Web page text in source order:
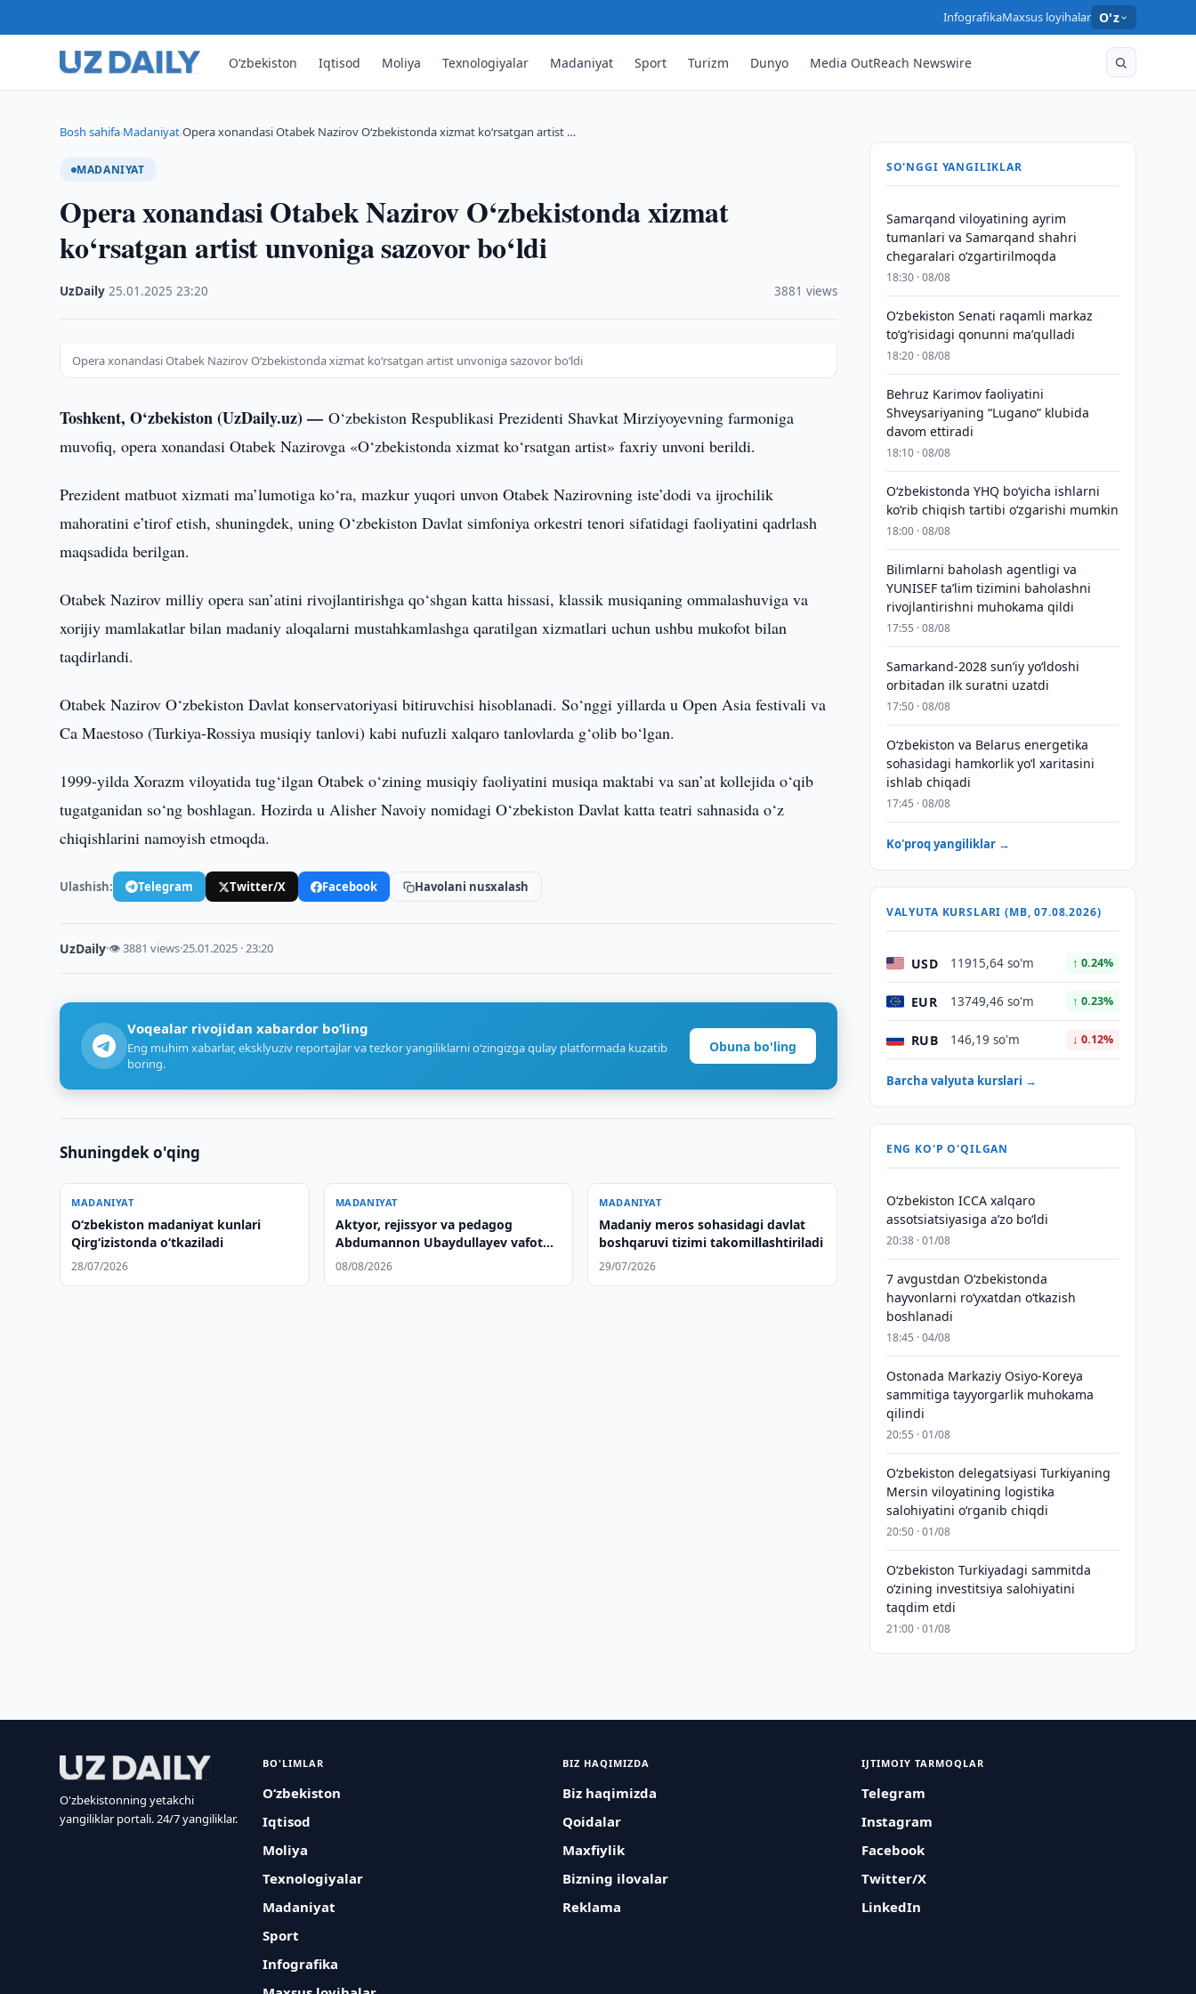
InfografikaMaxsus loyihalar O'z
O‘zbekiston Iqtisod Moliya Texnologiyalar Madaniyat Sport Turizm Dunyo Media OutReach Newswire
Bosh sahifa›Madaniyat›Opera xonandasi Otabek Nazirov O‘zbekistonda xizmat ko‘rsatgan artist …
MADANIYAT
Opera xonandasi Otabek Nazirov O‘zbekistonda xizmat
ko‘rsatgan artist unvoniga sazovor bo‘ldi
UzDaily ·25.01.2025 ·23:20 3881 views
Opera xonandasi Otabek Nazirov O‘zbekistonda xizmat ko‘rsatgan artist unvoniga sazovor bo‘ldi
Toshkent, O‘zbekiston (UzDaily.uz) —O‘zbekiston Respublikasi Prezidenti Shavkat Mirziyoyevning farmoniga
muvofiq, opera xonandasi Otabek Nazirovga «O‘zbekistonda xizmat ko‘rsatgan artist» faxriy unvoni berildi.
Prezident matbuot xizmati ma’lumotiga ko‘ra, mazkur yuqori unvon Otabek Nazirovning iste’dodi va ijrochilik
mahoratini e’tirof etish, shuningdek, uning O‘zbekiston Davlat simfoniya orkestri tenori sifatidagi faoliyatini qadrlash
maqsadida berilgan.
Otabek Nazirov milliy opera san’atini rivojlantirishga qo‘shgan katta hissasi, klassik musiqaning ommalashuviga va
xorijiy mamlakatlar bilan madaniy aloqalarni mustahkamlashga qaratilgan xizmatlari uchun ushbu mukofot bilan
taqdirlandi.
Otabek Nazirov O‘zbekiston Davlat konservatoriyasi bitiruvchisi hisoblanadi. So‘nggi yillarda u Open Asia festivali va
Ca Maestoso (Turkiya-Rossiya musiqiy tanlovi) kabi nufuzli xalqaro tanlovlarda g‘olib bo‘lgan.
1999-yilda Xorazm viloyatida tug‘ilgan Otabek o‘zining musiqiy faoliyatini musiqa maktabi va san’at kollejida o‘qib
tugatganidan so‘ng boshlagan. Hozirda u Alisher Navoiy nomidagi O‘zbekiston Davlat katta teatri sahnasida o‘z
chiqishlarini namoyish etmoqda.
Ulashish: Telegram Twitter/X Facebook Havolani nusxalash
UzDaily·👁 3881 views·25.01.2025 · 23:20
Voqealar rivojidan xabardor bo‘ling
Eng muhim xabarlar, eksklyuziv reportajlar va tezkor yangiliklarni o‘zingizga qulay platformada kuzatib
boring.
Obuna bo'ling
Shuningdek o'qing
MADANIYAT
O‘zbekiston madaniyat kunlari
Qirg‘izistonda o‘tkaziladi
28/07/2026
MADANIYAT
Aktyor, rejissyor va pedagog
Abdumannon Ubaydullayev vafot
etdi
08/08/2026
MADANIYAT
Madaniy meros sohasidagi davlat
boshqaruvi tizimi takomillashtiriladi
29/07/2026
SO'NGGI YANGILIKLAR
Samarqand viloyatining ayrim
tumanlari va Samarqand shahri
chegaralari oʻzgartirilmoqda
18:30 · 08/08
Oʻzbekiston Senati raqamli markaz
toʻgʻrisidagi qonunni maʼqulladi
18:20 · 08/08
Behruz Karimov faoliyatini
Shveysariyaning “Lugano” klubida
davom ettiradi
18:10 · 08/08
O‘zbekistonda YHQ bo‘yicha ishlarni
ko‘rib chiqish tartibi o‘zgarishi mumkin
18:00 · 08/08
Bilimlarni baholash agentligi va
YUNISEF taʼlim tizimini baholashni
rivojlantirishni muhokama qildi
17:55 · 08/08
Samarkand-2028 sunʼiy yo‘ldoshi
orbitadan ilk suratni uzatdi
17:50 · 08/08
Oʻzbekiston va Belarus energetika
sohasidagi hamkorlik yoʻl xaritasini
ishlab chiqadi
17:45 · 08/08
Ko'proq yangiliklar →
VALYUTA KURSLARI (MB, 07.08.2026)
USD 11915,64 so'm ↑ 0.24%
EUR 13749,46 so'm ↑ 0.23%
RUB 146,19 so'm ↓ 0.12%
Barcha valyuta kurslari →
ENG KO'P O'QILGAN
O‘zbekiston ICCA xalqaro
assotsiatsiyasiga aʼzo bo‘ldi
20:38 · 01/08
7 avgustdan O‘zbekistonda
hayvonlarni ro‘yxatdan o‘tkazish
boshlanadi
18:45 · 04/08
Ostonada Markaziy Osiyo-Koreya
sammitiga tayyorgarlik muhokama
qilindi
20:55 · 01/08
Oʻzbekiston delegatsiyasi Turkiyaning
Mersin viloyatining logistika
salohiyatini oʻrganib chiqdi
20:50 · 01/08
Oʻzbekiston Turkiyadagi sammitda
oʻzining investitsiya salohiyatini
taqdim etdi
21:00 · 01/08
O'zbekistonning yetakchi
yangiliklar portali. 24/7 yangiliklar.
BO'LIMLAR
O‘zbekiston
Iqtisod
Moliya
Texnologiyalar
Madaniyat
Sport
Infografika
BIZ HAQIMIZDA
Biz haqimizda
Qoidalar
Maxfiylik
Bizning ilovalar
Reklama
IJTIMOIY TARMOQLAR
Telegram
Instagram
Facebook
Twitter/X
LinkedIn